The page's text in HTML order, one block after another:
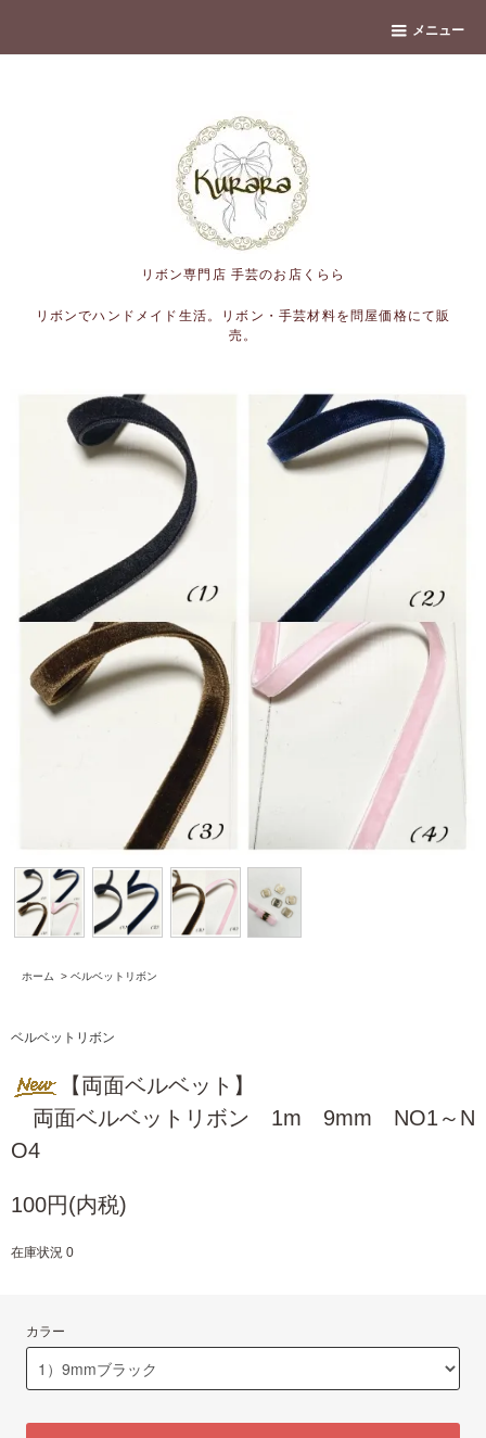
メニュー
リボン専門店 手芸のお店くらら
リボンでハンドメイド生活。リボン・手芸材料を問屋価格にて販
売。
ホーム > ベルベットリボン
ベルベットリボン
【両面ベルベット】
両面ベルベットリボン 1m 9mm NO1～N
O4
100円(内税)
在庫状況 0
カラー